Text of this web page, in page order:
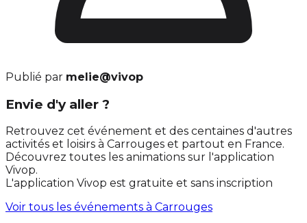
Publié par melie@vivop
Envie d'y aller ?
Retrouvez cet événement et des centaines d'autres
activités et loisirs à Carrouges et partout en France.
Découvrez toutes les animations sur l'application
Vivop.
L'application Vivop est gratuite et sans inscription
Voir tous les événements à Carrouges